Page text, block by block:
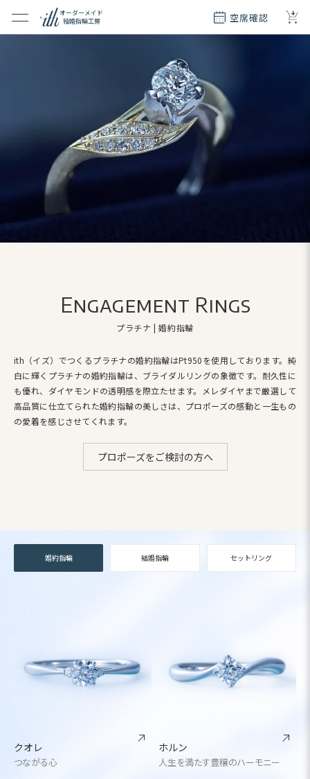
オーダーメイド
結婚指輪工房
空席確認 +
プラチナ | 婚約指輪
Engagement Rings
ith（イズ）でつくるプラチナの婚約指輪はPt950を使用しております。 純
白に輝くプラチナの婚約指輪は、ブライダルリングの象徴です。耐久性に
も優れ、ダイヤモンドの透明感を際立たせます。
メレダイヤまで厳選して
高品質に仕立てられた婚約指輪の美しさは、プロポーズの感動と一生もの
の愛着を感じさせてくれます。
プロポーズをご検討の方へ
婚約指輪 結婚指輪 セットリング
クオレ
つながる心
ホルン
人生を満たす豊穣のハーモニー